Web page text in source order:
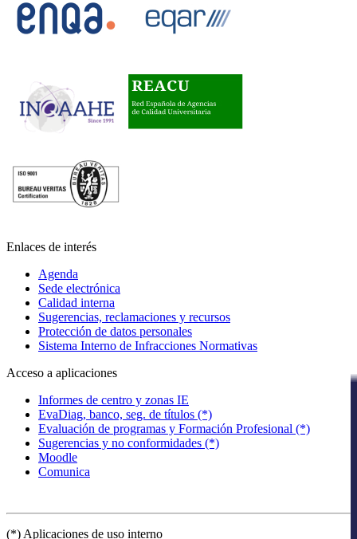
Enlaces de interés
Agenda
Sede electrónica
Calidad interna
Sugerencias, reclamaciones y recursos
Protección de datos personales
Sistema Interno de Infracciones Normativas
Acceso a aplicaciones
Informes de centro y zonas IE
EvaDiag, banco, seg. de títulos (*)
Evaluación de programas y Formación Profesional (*)
Sugerencias y no conformidades (*)
Moodle
Comunica
(*) Aplicaciones de uso interno